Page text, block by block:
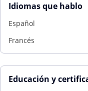
Idiomas que hablo
Español
Francés
Educación y